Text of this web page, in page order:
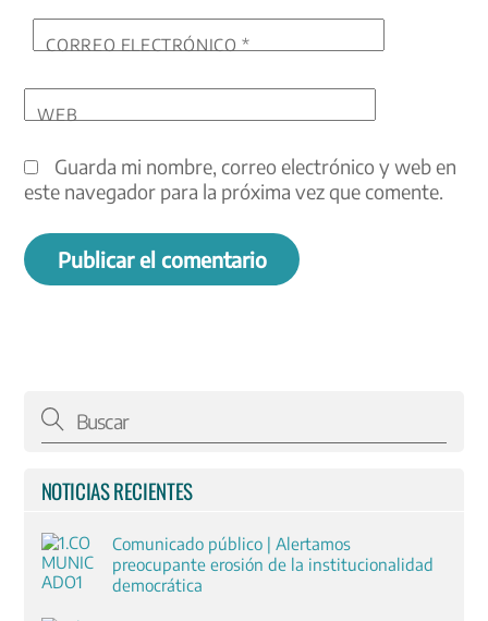
CORREO ELECTRÓNICO*
WEB
Guarda mi nombre, correo electrónico y web en
este navegador para la próxima vez que comente.
NOTICIAS RECIENTES
Comunicado público | Alertamos
preocupante erosión de la institucionalidad
democrática